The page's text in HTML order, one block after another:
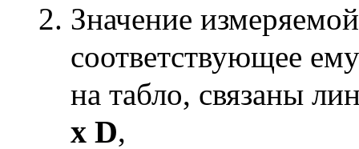
Значение
соответствующее
на табло, связаны
x D,